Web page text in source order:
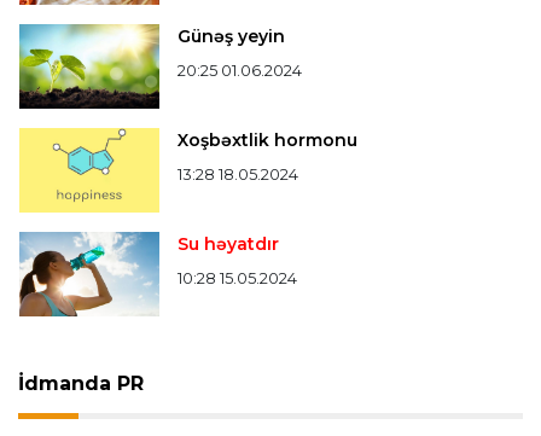
Günəş yeyin
20:25 01.06.2024
Xoşbəxtlik hormonu
13:28 18.05.2024
Su həyatdır
10:28 15.05.2024
İdmanda PR